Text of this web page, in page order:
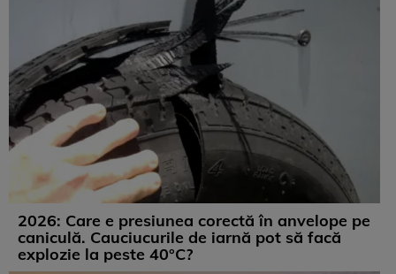
2026: Care e presiunea corectă în anvelope pe
caniculă. Cauciucurile de iarnă pot să facă
explozie la peste 40°C?